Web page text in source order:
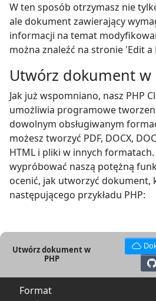
W ten sposób otrzymasz nie
ale dokument zawierający
informacji na temat
można znaleźć na stronie 'Edit
Utwórz dokument w
Jak już wspomniano, nasz PHP
umożliwia programowe
dowolnym obsługiwanym
możesz tworzyć PDF, DOCX,
HTML i pliki w innych
wypróbować naszą potężną
ocenić, jak utworzyć dokument,
następującego przykładu PHP:
Utwórz dokument w
PHP
Format